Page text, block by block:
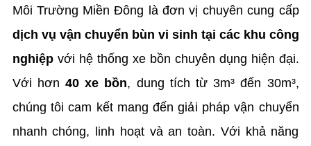
Môi Trường Miền Đông là đơn vị chuyên cung cấp
dịch vụ vận chuyển bùn vi sinh tại các khu công
nghiệpvới hệ thống xe bồn chuyên dụng hiện đại.
Với hơn 40 xe bồn, dung tích từ 3m³ đến 30m³,
chúng tôi cam kết mang đến giải pháp vận chuyển
nhanh chóng, linh hoạt và an toàn. Với khả năng